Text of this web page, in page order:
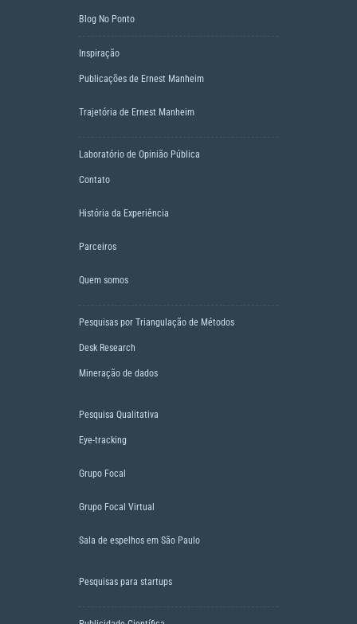
Blog No Ponto
Inspiração
Publicações de Ernest Manheim
Trajetória de Ernest Manheim
Laboratório de Opinião Pública
Contato
História da Experiência
Parceiros
Quem somos
Pesquisas por Triangulação de Métodos
Desk Research
Mineração de dados
Pesquisa Qualitativa
Eye-tracking
Grupo Focal
Grupo Focal Virtual
Sala de espelhos em São Paulo
Pesquisas para startups